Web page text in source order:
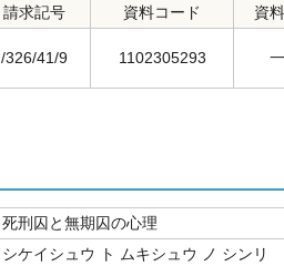
請求記号 資料コード 資
/326/41/9 1102305293
死刑囚と無期囚の心理
シケイシュウ ト ムキシュウ ノ シンリ